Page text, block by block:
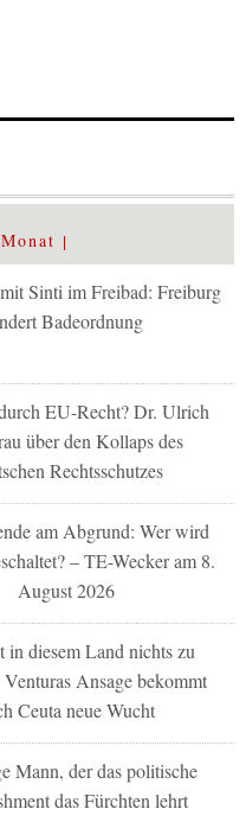
Sinti im Freibad: Freiburg
Badeordnung
EU-Recht? Dr. Ulrich
über den Kollaps des
Rechtsschutzes
am Abgrund: Wer wird
– TE-Wecker am 8.
August 2026
in diesem Land nichts zu
Venturas Ansage bekommt
Ceuta neue Wucht
Mann, der das politische
das Fürchten lehrt